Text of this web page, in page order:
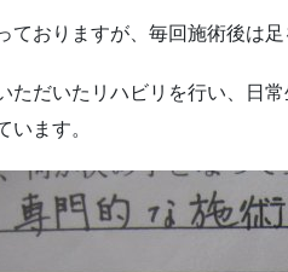
ておりますが、毎回施術後は
ただいたリハビリを行い、日
います。